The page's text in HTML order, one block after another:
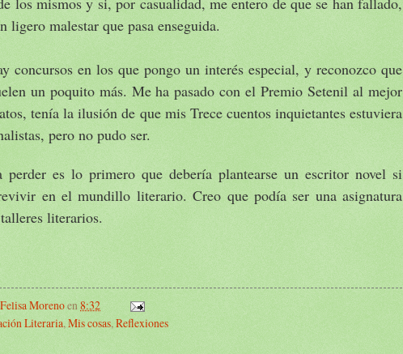
ligero malestar que pasa enseguida.
concursos en los que pongo un interés especial, y reconozco que
un poquito más. Me ha pasado con el Premio Setenil al mejor
tenía la ilusión de que mis Trece cuentos inquietantes estuviera
pero no pudo ser.
perder es lo primero que debería plantearse un escritor novel si
en el mundillo literario. Creo que podía ser una asignatura
literarios.
Felisa Morenoen8:32
Literaria,Mis cosas,Reflexiones